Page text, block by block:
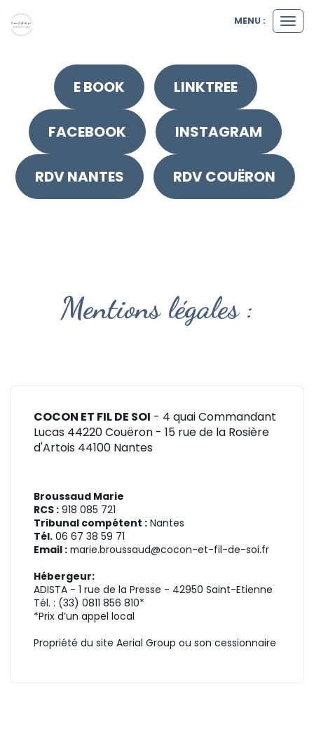
le
MENU :
E BOOK LINKTREE
FACEBOOK INSTAGRAM
RDV NANTES RDV COUËRON
Mentions légales :
COCON ET FIL DE SOI - 4 quai Commandant
Lucas 44220 Couëron - 15 rue de la Rosière
d'Artois 44100 Nantes
Broussaud Marie
RCS : 918 085 721
Tribunal compétent : Nantes
Tél. 06 67 38 59 71
Email : marie.broussaud@cocon-et-fil-de-soi.fr
Hébergeur:
ADISTA - 1 rue de la Presse - 42950 Saint-Etienne
Tél. : (33) 0811 856 810*
*Prix d’un appel local
Propriété du site Aerial Group ou son cessionnaire